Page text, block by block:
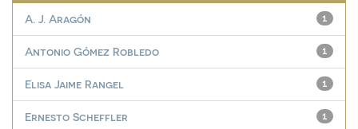
1
A. J. Aragón
1
Antonio Gómez Robledo
1
Elisa Jaime Rangel
1
Ernesto Scheffler